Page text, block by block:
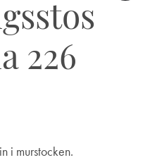
226
i murstocken.